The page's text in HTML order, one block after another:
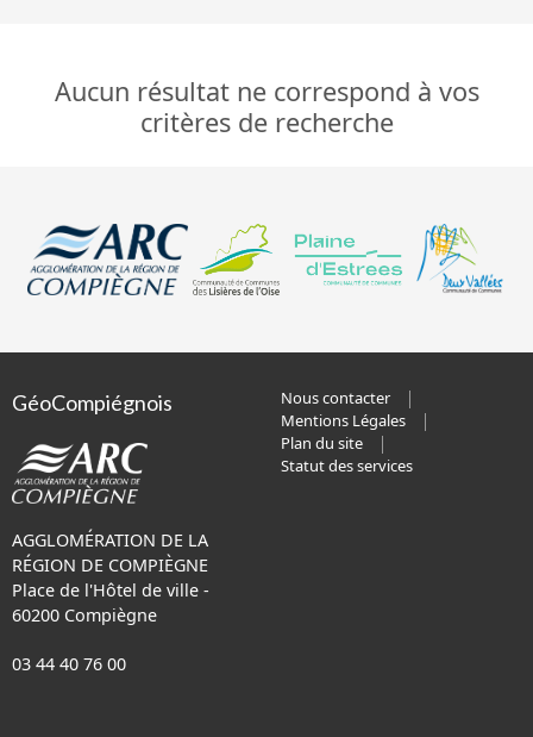
Aucun résultat ne correspond à vos
critères de recherche
GéoCompiégnois
AGGLOMÉRATION DE LA
RÉGION DE COMPIÈGNE
Place de l'Hôtel de ville -
60200 Compiègne
03 44 40 76 00
Nous contacter
Mentions Légales
Plan du site
Statut des services